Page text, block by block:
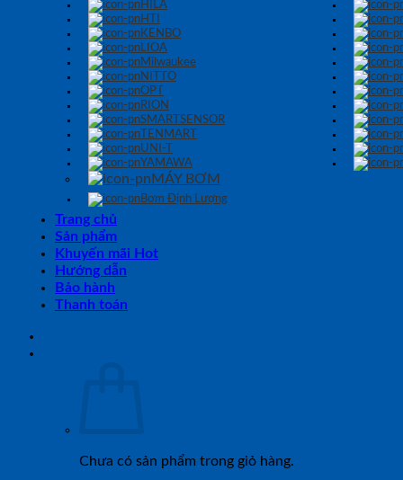
HILA
HTI
KENBO
LIOA
Milwaukee
NITTO
OPT
RION
SMARTSENSOR
TENMART
UNI-T
YAMAWA
MÁY BƠM
Bơm Định Lượng
Trang chủ
Sản phẩm
Khuyến mãi Hot
Hướng dẫn
Bảo hành
Thanh toán
Chưa có sản phẩm trong giỏ hàng.